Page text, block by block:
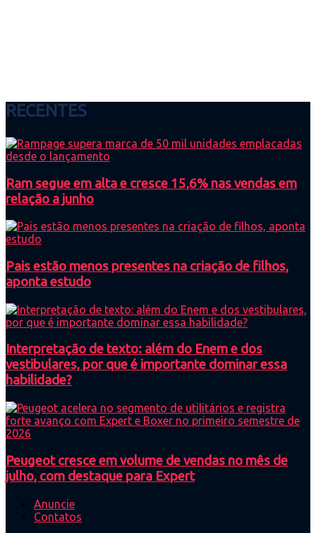
RECENTES
Ram segue em alta e cresce 15,6% nas vendas em
relação a junho
Pais estão menos presentes na criação de filhos,
aponta estudo
Interpretação de texto: além do Enem e dos
vestibulares, por que é importante dominar essa
habilidade?
Peugeot cresce em volume de vendas no mês de
julho, com destaque para Expert
Anuncie
Contatos